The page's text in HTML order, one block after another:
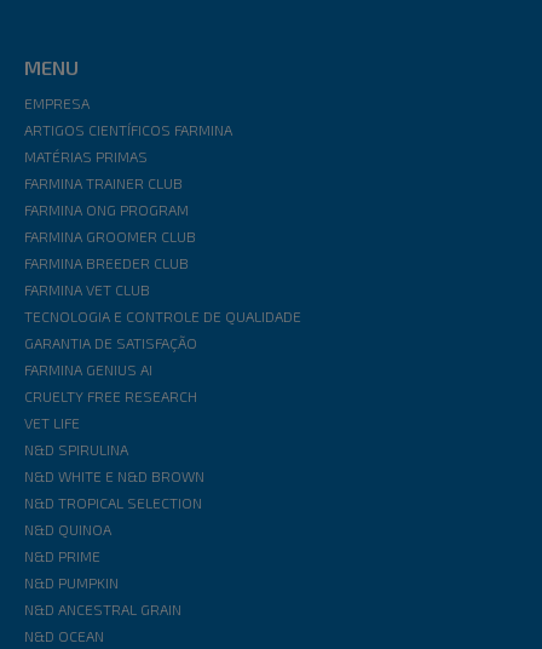
MENU
EMPRESA
ARTIGOS CIENTÍFICOS FARMINA
MATÉRIAS PRIMAS
FARMINA TRAINER CLUB
FARMINA ONG PROGRAM
FARMINA GROOMER CLUB
FARMINA BREEDER CLUB
FARMINA VET CLUB
TECNOLOGIA E CONTROLE DE QUALIDADE
GARANTIA DE SATISFAÇÃO
FARMINA GENIUS AI
CRUELTY FREE RESEARCH
VET LIFE
N&D SPIRULINA
N&D WHITE E N&D BROWN
N&D TROPICAL SELECTION
N&D QUINOA
N&D PRIME
N&D PUMPKIN
N&D ANCESTRAL GRAIN
N&D OCEAN